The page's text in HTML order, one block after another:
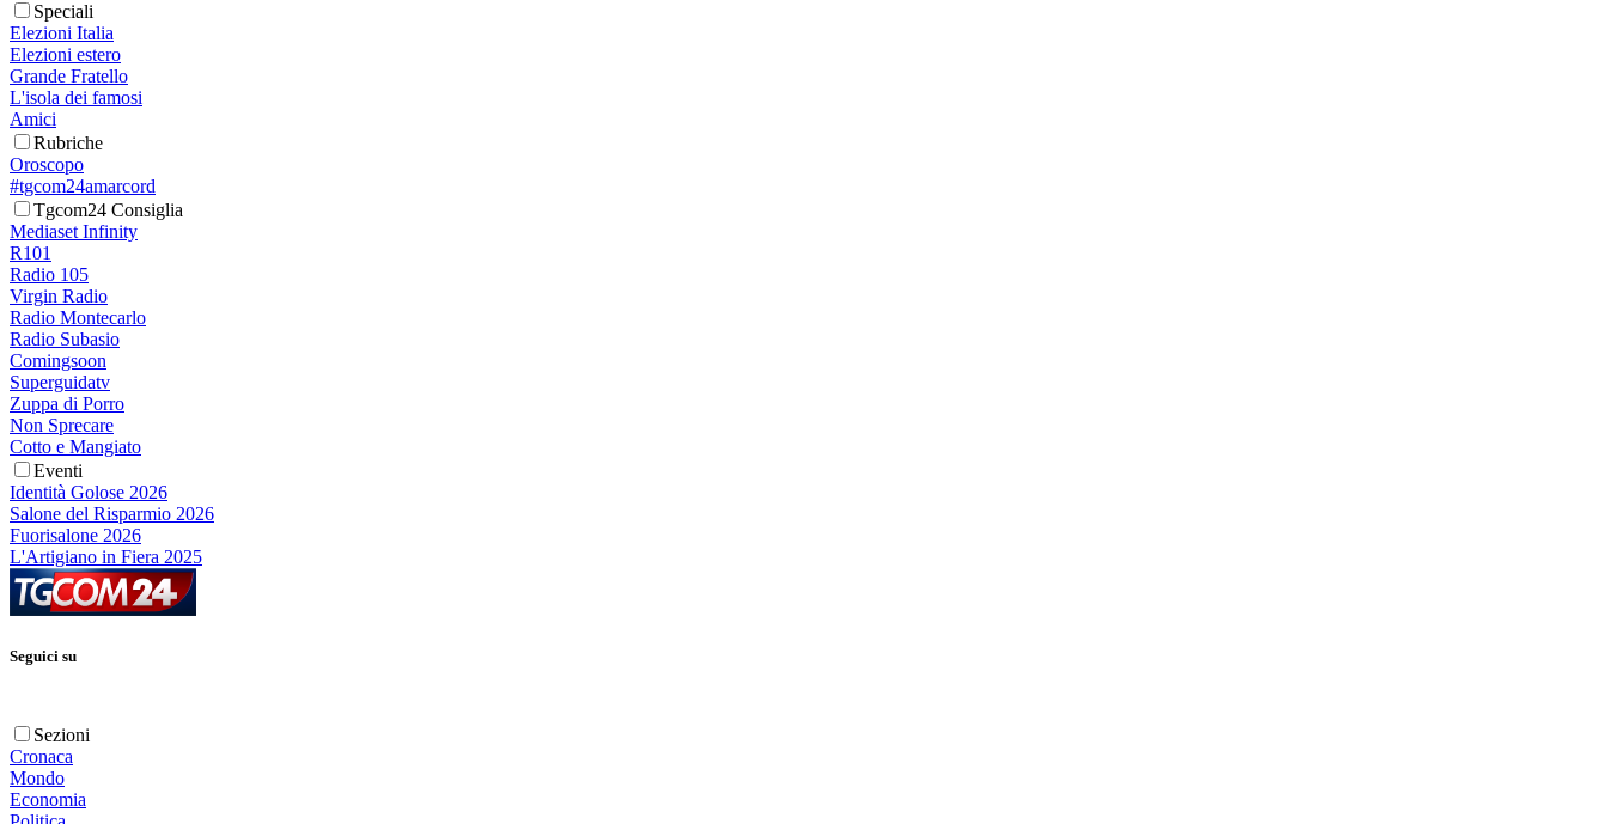
Speciali
Elezioni Italia
Elezioni estero
Grande Fratello
L'isola dei famosi
Amici
Rubriche
Oroscopo
#tgcom24amarcord
Tgcom24 Consiglia
Mediaset Infinity
R101
Radio 105
Virgin Radio
Radio Montecarlo
Radio Subasio
Comingsoon
Superguidatv
Zuppa di Porro
Non Sprecare
Cotto e Mangiato
Eventi
Identità Golose 2026
Salone del Risparmio 2026
Fuorisalone 2026
L'Artigiano in Fiera 2025
Seguici su
Sezioni
Cronaca
Mondo
Economia